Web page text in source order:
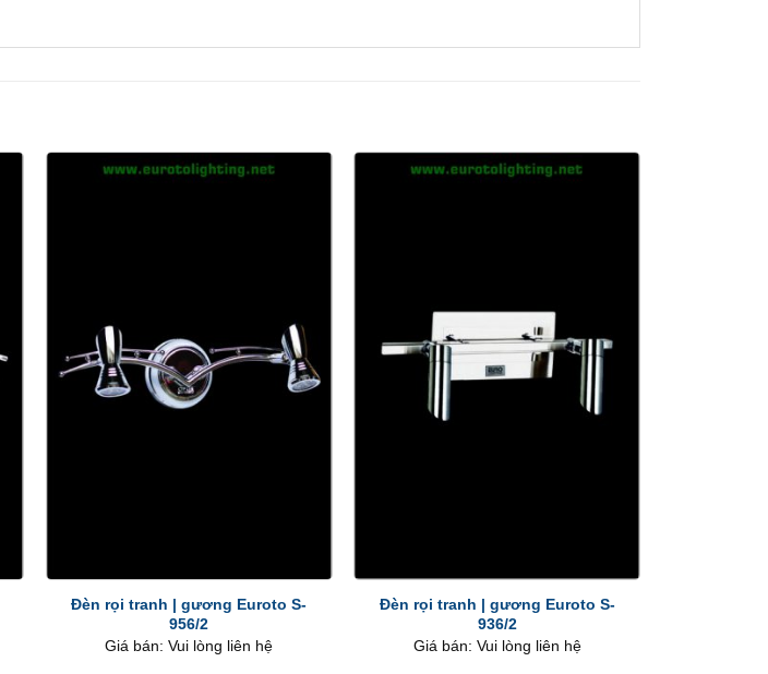
Đèn rọi tranh | gương Euroto S-
956/2
Giá bán: Vui lòng liên hệ
Đèn rọi tranh | gương Euroto S-
936/2
Giá bán: Vui lòng liên hệ